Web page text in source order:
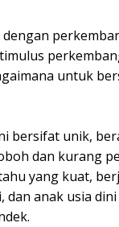
untuk
bersifat unik,
dan kurang
yang kuat,
anak usia